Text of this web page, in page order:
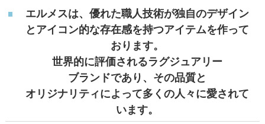
エルメスは、優れた職人技術が独自のデザイン
とアイコン的な存在感を持つアイテムを作って
おります。
世界的に評価されるラグジュアリー
ブランドであり、その品質と
オリジナリティによって多くの人々に愛されて
います。